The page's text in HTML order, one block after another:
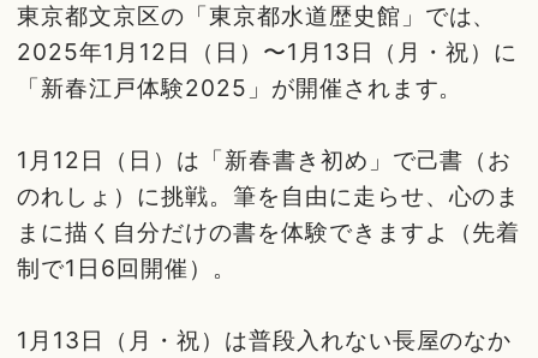
東京都文京区の「東京都水道歴史館」では、
2025年1月12日（日）〜1月13日（月・祝）に
「新春江戸体験2025」が開催されます。
1月12日（日）は「新春書き初め」で己書（お
のれしょ）に挑戦。筆を自由に走らせ、心のま
まに描く自分だけの書を体験できますよ（先着
制で1日6回開催）。
1月13日（月・祝）は普段入れない長屋のなか